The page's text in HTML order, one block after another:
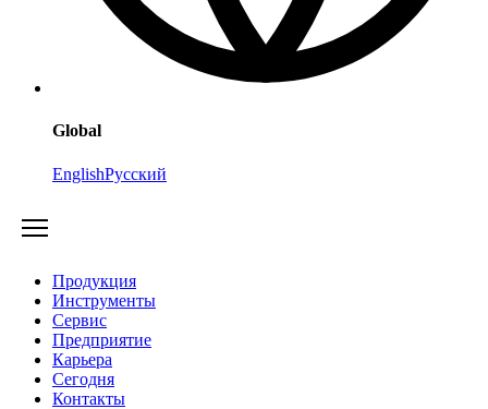
Global
EnglishРусский
Продукция
Инструменты
Сервис
Предприятие
Карьера
Cегодня
Контакты